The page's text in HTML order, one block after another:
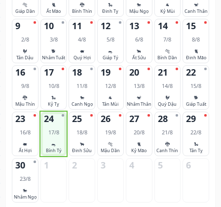
🐅
Giáp Dần
🐈
Ất Mão
🐉
Bính Thìn
🐍
Đinh Tỵ
🐎
Mậu Ngọ
🐐
Kỷ Mùi
🐒
Canh Thân
9
2/8
🐓
Tân Dậu
10
3/8
🐕
Nhâm Tuất
11
4/8
🐖
Quý Hợi
12
5/8
🐀
Giáp Tý
13
6/8
🐂
Ất Sửu
14
7/8
🐅
Bính Dần
15
8/8
🐈
Đinh Mão
16
9/8
🐉
Mậu Thìn
17
10/8
🐍
Kỷ Tỵ
18
11/8
🐎
Canh Ngọ
19
12/8
🐐
Tân Mùi
20
13/8
🐒
Nhâm Thân
21
14/8
🐓
Quý Dậu
22
15/8
🐕
Giáp Tuất
23
16/8
🐖
Ất Hợi
24
17/8
🐀
Bính Tý
25
18/8
🐂
Đinh Sửu
26
19/8
🐅
Mậu Dần
27
20/8
🐈
Kỷ Mão
28
21/8
🐉
Canh Thìn
29
22/8
🐍
Tân Tỵ
30
23/8
🐎
Nhâm Ngọ
1 2 3 4 5 6